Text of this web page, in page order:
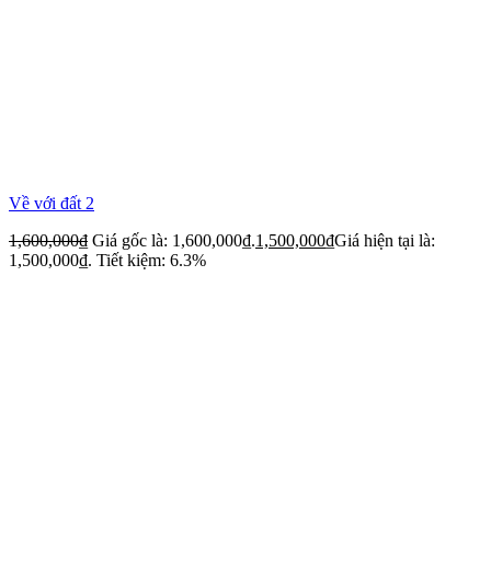
Về với đất 2
1,600,000₫ Giá gốc là: 1,600,000₫.1,500,000₫Giá hiện tại là:
1,500,000₫. Tiết kiệm: 6.3%